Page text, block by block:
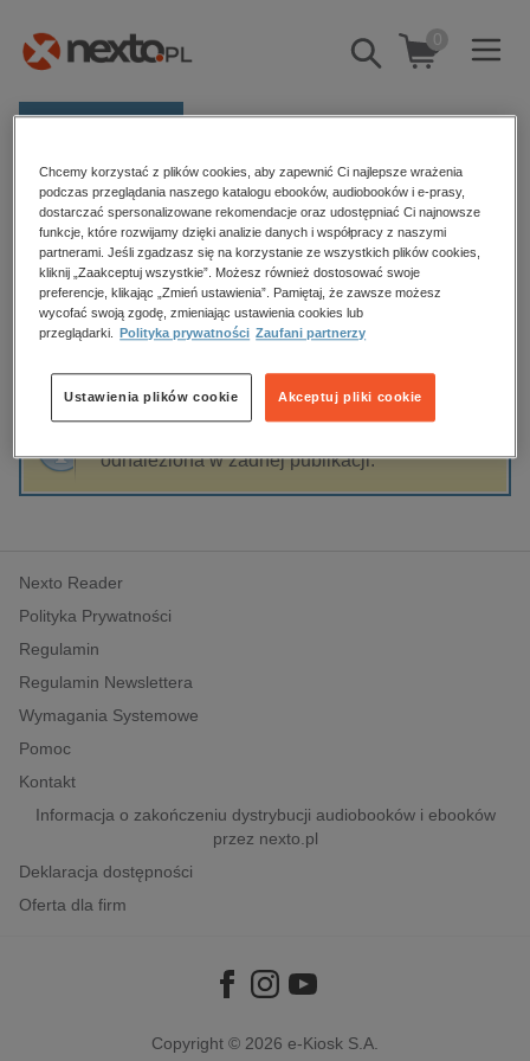
Pokaż/schowaj
wyszukiwarkę
0
Kategorie
Zobacz wszystkie E-prasa
budownictwo, aranżacja wnętrz
biznesowe, branżowe, gospodarka
dzienniki
edukacja
hobby, sport, rozrywka
komputery, internet, technologie, informatyka
polityka, społeczno-informacyjne
psychologiczne
inne
popularno-naukowe
historia
Strona główna Anna Wójtowicz
Anna Wójtowicz
Sortowanie Filtrowanie
odnaleziona w żadnej publikacji.
Nexto Reader
Polityka Prywatności
Regulamin
Regulamin Newslettera
Wymagania Systemowe
Pomoc
Kontakt
Informacja o zakończeniu dystrybucji audiobooków i ebooków
przez nexto.pl
Deklaracja dostępności
Oferta dla firm
Copyright © 2026 e-Kiosk S.A.
Chcemy korzystać z plików cookies, aby zapewnić Ci najlepsze wrażenia
podczas przeglądania naszego katalogu ebooków, audiobooków i e-prasy,
dostarczać spersonalizowane rekomendacje oraz udostępniać Ci najnowsze
funkcje, które rozwijamy dzięki analizie danych i współpracy z naszymi
partnerami. Jeśli zgadzasz się na korzystanie ze wszystkich plików cookies,
kliknij „Zaakceptuj wszystkie”. Możesz również dostosować swoje
preferencje, klikając „Zmień ustawienia”. Pamiętaj, że zawsze możesz
wycofać swoją zgodę, zmieniając ustawienia cookies lub
przeglądarki.
Polityka prywatności Zaufani partnerzy
Akceptuj pliki cookie
Ustawienia plików cookie